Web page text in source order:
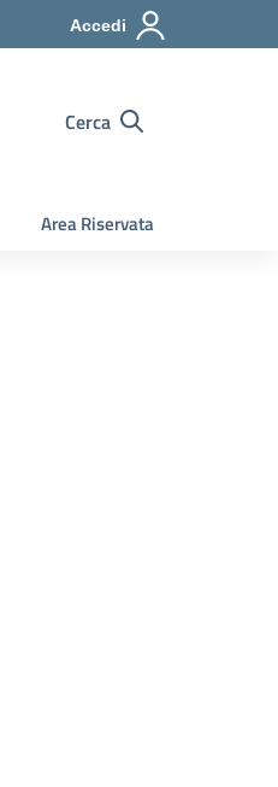
Accedi
Cerca
Area Riservata